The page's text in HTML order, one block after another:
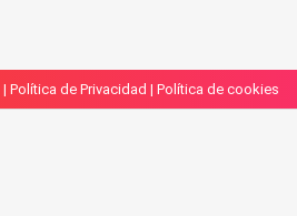
| Política de Privacidad | Política de cookies